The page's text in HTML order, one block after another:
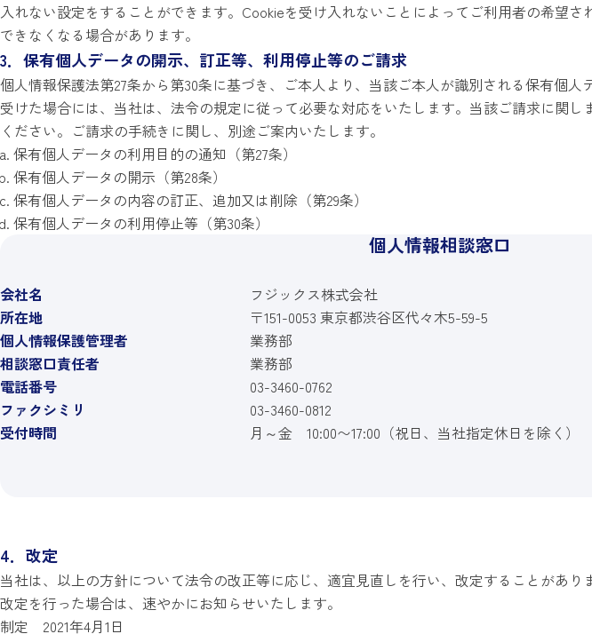
入れない設定をすることができます。Cookieを受け入れないことによってご利用者の希望
できなくなる場合があります。
3．保有個人データの開示、訂正等、利用停止等のご請求
個人情報保護法第27条から第30条に基づき、ご本人より、当該ご本人が識別される保有個人
受けた場合には、当社は、法令の規定に従って必要な対応をいたします。当該ご請求に関
ください。ご請求の手続きに関し、別途ご案内いたします。
保有個人データの利用目的の通知（第27条）
保有個人データの開示（第28条）
保有個人データの内容の訂正、追加又は削除（第29条）
保有個人データの利用停止等（第30条）
個人情報相談窓口
会社名
フジックス株式会社
所在地
〒151-0053 東京都渋谷区代々木5-59-5
個人情報保護管理者
業務部
相談窓口責任者
業務部
電話番号
03-3460-0762
ファクシミリ
03-3460-0812
受付時間
月～金 10:00〜17:00（祝日、当社指定休日を除く）
4．改定
当社は、以上の方針について法令の改正等に応じ、適宜見直しを行い、改定することがあり
改定を行った場合は、速やかにお知らせいたします。
制定 2021年4月1日